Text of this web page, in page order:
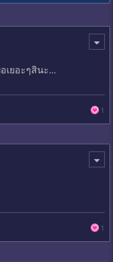
เยอะๆสินะ...
1
1